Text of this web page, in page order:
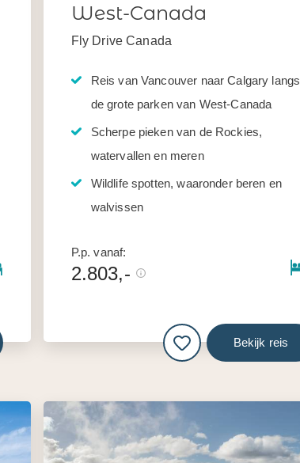
West-Canada
Fly Drive Canada
Reis van Vancouver naar Calgary langs
de grote parken van West-Canada
Scherpe pieken van de Rockies,
watervallen en meren
Wildlife spotten, waaronder beren en
walvissen
P.p. vanaf:
2.803,-
Bekijk reis